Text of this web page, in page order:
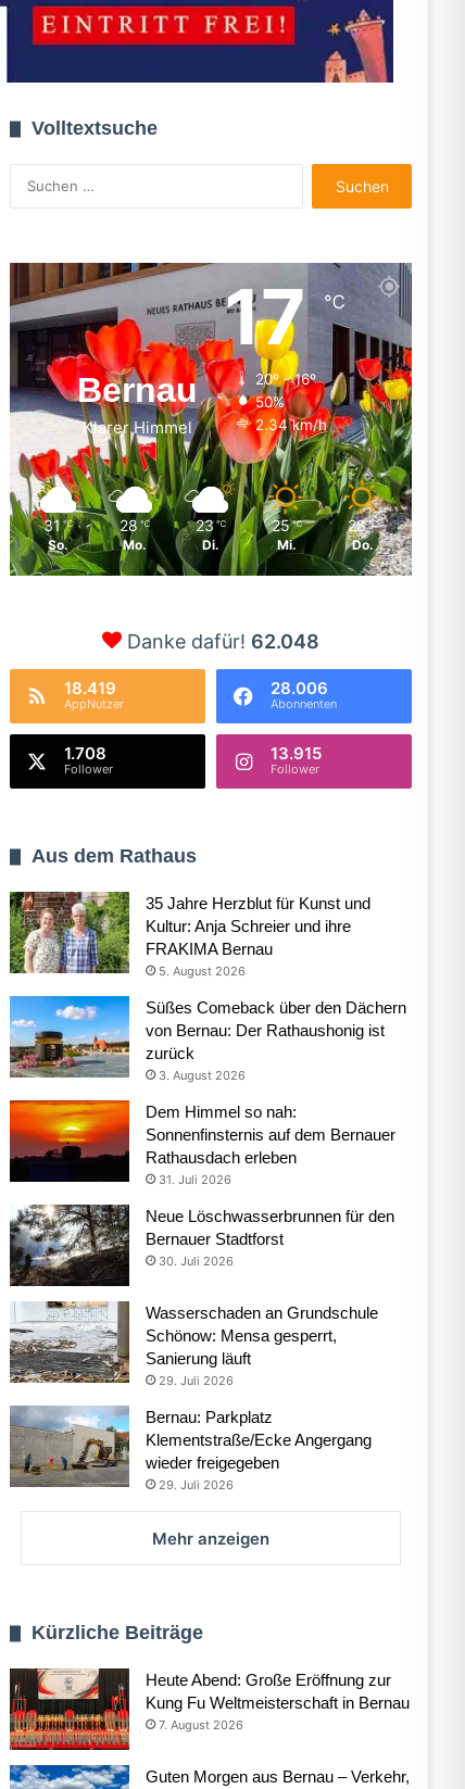
Volltextsuche
nach:
Bernau
Klarer Himmel
17 ℃
20º - 16º
50%
2.34 km/h
31 ℃
So.
28 ℃
Mo.
23 ℃
Di.
25 ℃
Mi.
28 ℃
Do.
Danke dafür! 62.048
18.419
AppNutzer
28.006
Abonnenten
1.708
Follower
13.915
Follower
Aus dem Rathaus
35 Jahre Herzblut für Kunst und
Kultur: Anja Schreier und ihre
FRAKIMA Bernau
5. August 2026
Süßes Comeback über den Dächern
von Bernau: Der Rathaushonig ist
zurück
3. August 2026
Dem Himmel so nah:
Sonnenfinsternis auf dem Bernauer
Rathausdach erleben
31. Juli 2026
Neue Löschwasserbrunnen für den
Bernauer Stadtforst
30. Juli 2026
Wasserschaden an Grundschule
Schönow: Mensa gesperrt,
Sanierung läuft
29. Juli 2026
Bernau: Parkplatz
Klementstraße/Ecke Angergang
wieder freigegeben
29. Juli 2026
Mehr anzeigen
Kürzliche Beiträge
Heute Abend: Große Eröffnung zur
Kung Fu Weltmeisterschaft in Bernau
7. August 2026
Guten Morgen aus Bernau – Verkehr,